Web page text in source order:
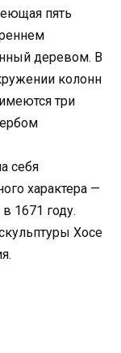
пять
деревом. В
колонн
три
себя
характера —
1671 году.
Хосе